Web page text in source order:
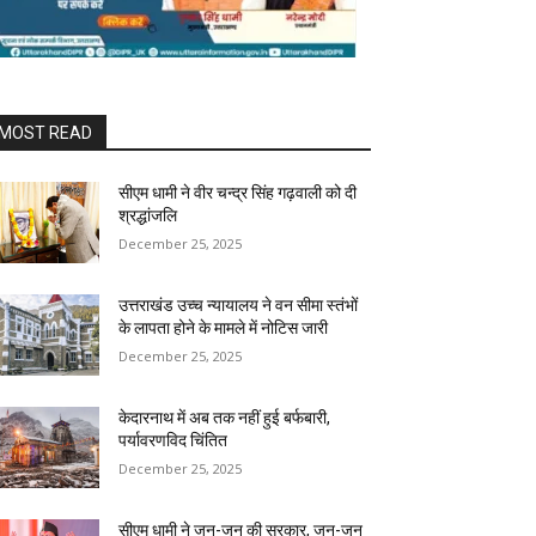
READ
सीएम धामी ने वीर चन्द्र सिंह गढ़वाली को दी
श्रद्धांजलि
December 25, 2025
उत्तराखंड उच्च न्यायालय ने वन सीमा स्तंभों
के लापता होने के मामले में नोटिस जारी
December 25, 2025
केदारनाथ में अब तक नहीं हुई बर्फबारी,
पर्यावरणविद चिंतित
December 25, 2025
सीएम धामी ने जन-जन की सरकार, जन-जन